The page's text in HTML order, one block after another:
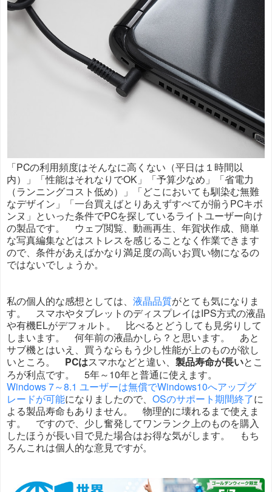
「PCの利用頻度はそんなに高くない（平日は１時間以
内）」「性能はそれなりでOK」「予算少なめ」「省電力
（ランニングコスト低め）」「どこにおいても馴染む無難
なデザイン」「一台買えばとりあえずすべてが揃うPCキボ
ンヌ」といった条件でPCを探しているライトユーザー向け
の製品です。 ウェブ閲覧、動画再生、年賀状作成、簡単
な写真編集などはストレスを感じることなく作業できます
ので、条件があえばかなり満足度の高いお買い物になるの
ではないでしょうか。
私の個人的な感想としては、 液晶品質がとても気になりま
す。 スマホやタブレットのディスプレイはIPS方式の液晶
や有機ELがデフォルト。 比べるとどうしても見劣りして
しまいます。 何年前の液晶かしら？と思います。 あと
サブ機とはいえ、買うならもう少し性能が上のものが欲し
いところ。 PCはスマホなどと違い、 製品寿命が長いとこ
ろが利点です。 5年～10年と普通に使えます。
Windows 7～8.1 ユーザーは無償でWindows10へアップグ
レードが可能になりましたので、 OSのサポート期間終了に
よる製品寿命もありません。 物理的に壊れるまで使えま
す。 ですので、少し奮発してワンランク上のものを購入
したほうが長い目で見た場合はお得な気がします。 もち
ろんこれは個人的な意見ですが。